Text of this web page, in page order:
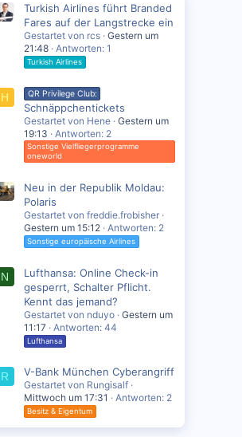
Turkish Airlines führt Branded
Fares auf der Langstrecke ein
Gestartet von rcs Gestern um
21:48 Antworten: 1
Turkish Airlines
H QR Privilege Club:
Schnäppchentickets
Gestartet von Hene Gestern um
19:13
Antworten: 2
Sonstige Vielfliegerprogramme
oneworld
Neu in der Republik Moldau:
Polaris
Gestartet von freddie.frobisher
Gestern um 15:12 Antworten: 2
Sonstige europäische Airlines
N
Lufthansa: Online Check-in
gesperrt, Schalter Pflicht.
Kennt das jemand?
Gestartet von nduyo Gestern um
11:17
Antworten: 44
Lufthansa
R V-Bank München Cyberangriff
Gestartet von Rungisalf
Mittwoch um 17:31
Antworten: 2
Besitz & Eigentum